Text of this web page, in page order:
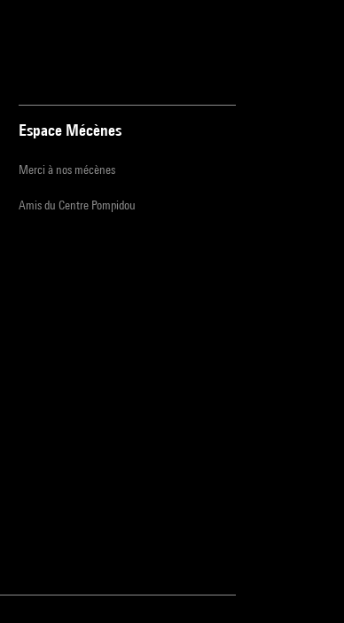
Espace Mécènes
Merci à nos mécènes
Amis du Centre Pompidou